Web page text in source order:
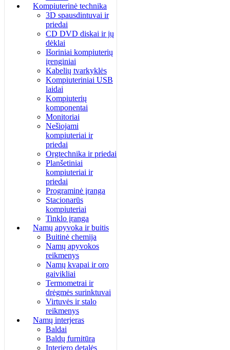
Kompiuterinė technika
3D spausdintuvai ir
priedai
CD DVD diskai ir jų
dėklai
Išoriniai kompiuterių
įrenginiai
Kabelių tvarkyklės
Kompiuteriniai USB
laidai
Kompiuterių
komponentai
Monitoriai
Nešiojami
kompiuteriai ir
priedai
Orgtechnika ir priedai
Planšetiniai
kompiuteriai ir
priedai
Programinė įranga
Stacionarūs
kompiuteriai
Tinklo įranga
Namų apyvoka ir buitis
Buitinė chemija
Namų apyvokos
reikmenys
Namų kvapai ir oro
gaivikliai
Termometrai ir
drėgmės surinktuvai
Virtuvės ir stalo
reikmenys
Namų interjeras
Baldai
Baldų furnitūra
Interjero detalės